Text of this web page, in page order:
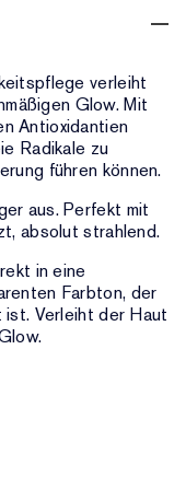
verleiht
Glow. Mit
Antioxidantien
Radikale zu
führen können.
aus. Perfekt mit
absolut strahlend.
in eine
Farbton, der
Verleiht der Haut